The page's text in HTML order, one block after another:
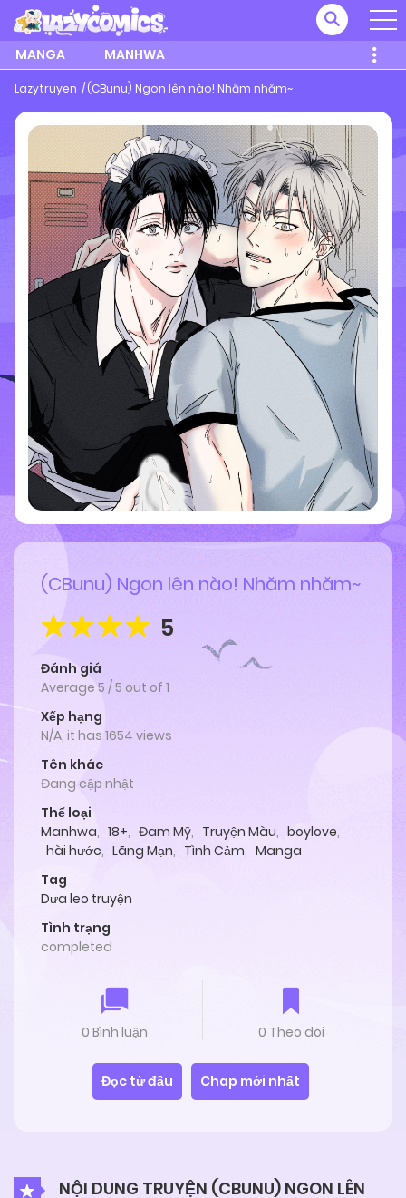
MANGA MANHWA
Lazytruyen (CBunu) Ngon lên nào! Nhăm nhăm~
(CBunu) Ngon lên nào! Nhăm nhăm~
5
Đánh giá
Average 5 /5 out of 1
Xếp hạng
N/A, it has 1654 views
Tên khác
Đang cập nhật
Thể loại
Manhwa, 18+, Đam Mỹ, Truyện Màu, boylove,
hài hước, Lãng Mạn, Tình Cảm, Manga
Tag
Dưa leo truyện
Tình trạng
completed
0 Bình luận 0 Theo dõi
Đọc từ đầu Chap mới nhất
NỘI DUNG TRUYỆN (CBUNU) NGON LÊN